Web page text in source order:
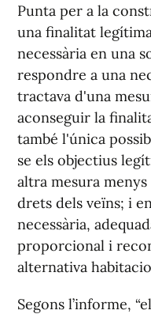
Punta per a la
una finalitat
necessària en una
respondre a una
tractava d'una
aconseguir la
també l'única
se els objectius
altra mesura
drets dels veïns; i
necessària,
proporcional i
alternativa
Segons l’informe,